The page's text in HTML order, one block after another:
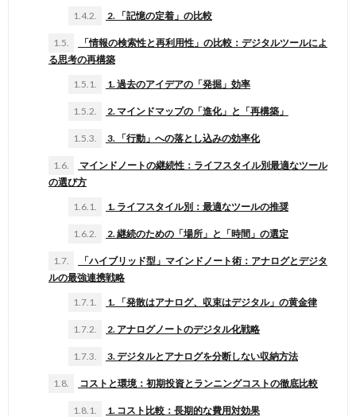
1.4.2. 2. 「記憶の定着」の比較
1.5.
「情報の検索性と再利用性」の比較：デジタルツールによ
る思考の再構築
1.5.1. 1. 過去のアイデアの「発掘」効率
1.5.2. 2. マインドマップの「進化」と「再構築」
1.5.3. 3. 「行動」への落とし込みの効率化
1.6.
マインドノートの継続性：ライフスタイル別最適なツール
の選び方
1.6.1. 1. ライフスタイル別：最適なツールの推奨
1.6.2. 2. 継続のための「場所」と「時間」の選定
1.7.
「ハイブリッド型」マインドノート術：アナログとデジタ
ルの最強連携戦略
1.7.1. 1. 「発散はアナログ、収束はデジタル」の黄金律
1.7.2. 2. アナログノートのデジタル化戦略
1.7.3. 3. デジタルとアナログを分断しない収納方法
1.8. コストと環境：初期投資とランニングコストの徹底比較
1.8.1. 1. コスト比較：長期的な費用対効果